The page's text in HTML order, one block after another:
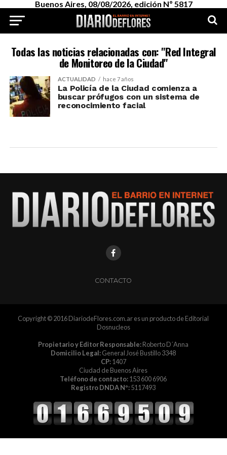
Buenos Aires, 08/08/2026, edición Nº 5817
Todas las noticias relacionadas con: "Red Integral
de Monitoreo de la Ciudad"
ACTUALIDAD hace 7 años
La Policía de la Ciudad comienza a
buscar prófugos con un sistema de
reconocimiento facial
CONTACTO
Copyright © 2016 DiariodeFlores.com.ar es un producto de Editorial
Dosnucleos
Propietario y Editor Responsable:Roberto D´Anna
Domicilio Legal:General José Bustillo 3348
CP:1407
Ciudad de Buenos Aires
Teléfono de contacto:153 600 6906
Registro DNDA Nº:5117493